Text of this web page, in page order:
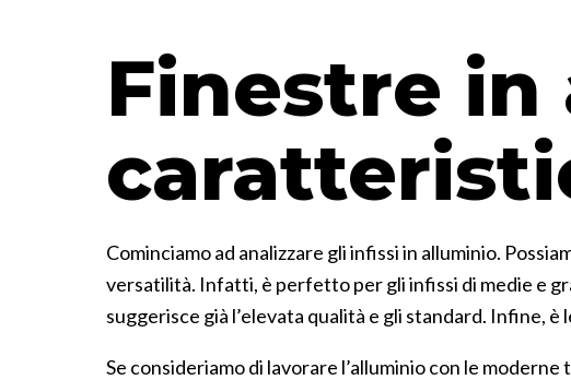
Finestre
Cominciamo ad analizzare gli infissi in alluminio.
versatilità. Infatti, è perfetto per gli infissi di medie e
suggerisce già l’elevata qualità e gli standard. Infine,
Se consideriamo di lavorare l’alluminio con le